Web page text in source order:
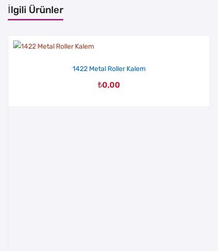
İlgili Ürünler
1422 Metal Roller Kalem
₺0,00